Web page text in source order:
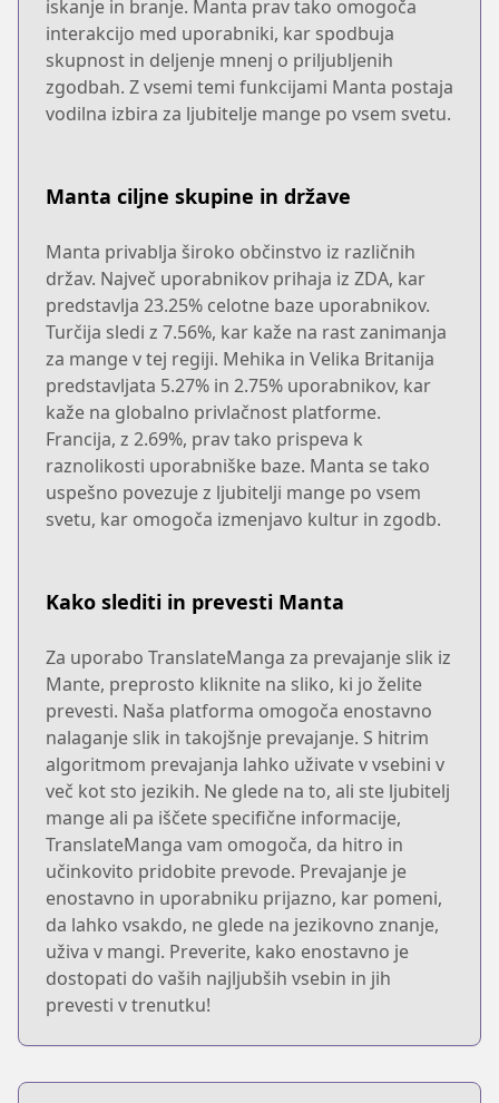
iskanje in branje. Manta prav tako omogoča
interakcijo med uporabniki, kar spodbuja
skupnost in deljenje mnenj o priljubljenih
zgodbah. Z vsemi temi funkcijami Manta postaja
vodilna izbira za ljubitelje mange po vsem svetu.
Manta ciljne skupine in države
Manta privablja široko občinstvo iz različnih
držav. Največ uporabnikov prihaja iz ZDA, kar
predstavlja 23.25% celotne baze uporabnikov.
Turčija sledi z 7.56%, kar kaže na rast zanimanja
za mange v tej regiji. Mehika in Velika Britanija
predstavljata 5.27% in 2.75% uporabnikov, kar
kaže na globalno privlačnost platforme.
Francija, z 2.69%, prav tako prispeva k
raznolikosti uporabniške baze. Manta se tako
uspešno povezuje z ljubitelji mange po vsem
svetu, kar omogoča izmenjavo kultur in zgodb.
Kako slediti in prevesti Manta
Za uporabo TranslateManga za prevajanje slik iz
Mante, preprosto kliknite na sliko, ki jo želite
prevesti. Naša platforma omogoča enostavno
nalaganje slik in takojšnje prevajanje. S hitrim
algoritmom prevajanja lahko uživate v vsebini v
več kot sto jezikih. Ne glede na to, ali ste ljubitelj
mange ali pa iščete specifične informacije,
TranslateManga vam omogoča, da hitro in
učinkovito pridobite prevode. Prevajanje je
enostavno in uporabniku prijazno, kar pomeni,
da lahko vsakdo, ne glede na jezikovno znanje,
uživa v mangi. Preverite, kako enostavno je
dostopati do vaših najljubših vsebin in jih
prevesti v trenutku!